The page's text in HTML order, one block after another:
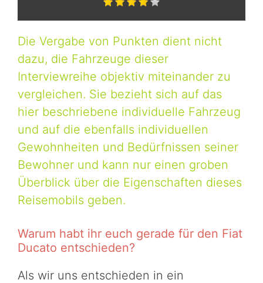
Die Vergabe von Punkten dient nicht
dazu, die Fahrzeuge dieser
Interviewreihe objektiv miteinander zu
vergleichen. Sie bezieht sich auf das
hier beschriebene individuelle Fahrzeug
und auf die ebenfalls individuellen
Gewohnheiten und Bedürfnissen seiner
Bewohner und kann nur einen groben
Überblick über die Eigenschaften dieses
Reisemobils geben.
Warum habt ihr euch gerade für den Fiat
Ducato entschieden?
Als wir uns entschieden in ein